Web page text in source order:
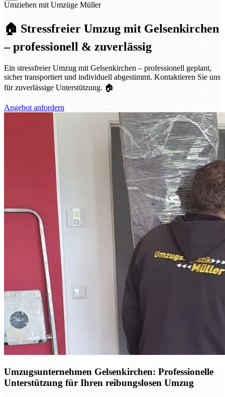
Umziehen mit Umzüge Müller
🏠 Stressfreier Umzug mit Gelsenkirchen
– professionell & zuverlässig
Ein stressfreier Umzug mit Gelsenkirchen – professionell geplant,
sicher transportiert und individuell abgestimmt. Kontaktieren Sie uns
für zuverlässige Unterstützung. 🏠
Angebot anfordern
Umzugsunternehmen Gelsenkirchen: Professionelle
Unterstützung für Ihren reibungslosen Umzug